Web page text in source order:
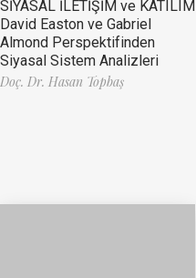
SİYASAL İLETİŞİM ve KATILIM
David Easton ve Gabriel
Almond Perspektifinden
Siyasal Sistem Analizleri
Doç. Dr. Hasan Topbaş